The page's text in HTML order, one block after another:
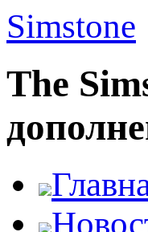
Simstone
The